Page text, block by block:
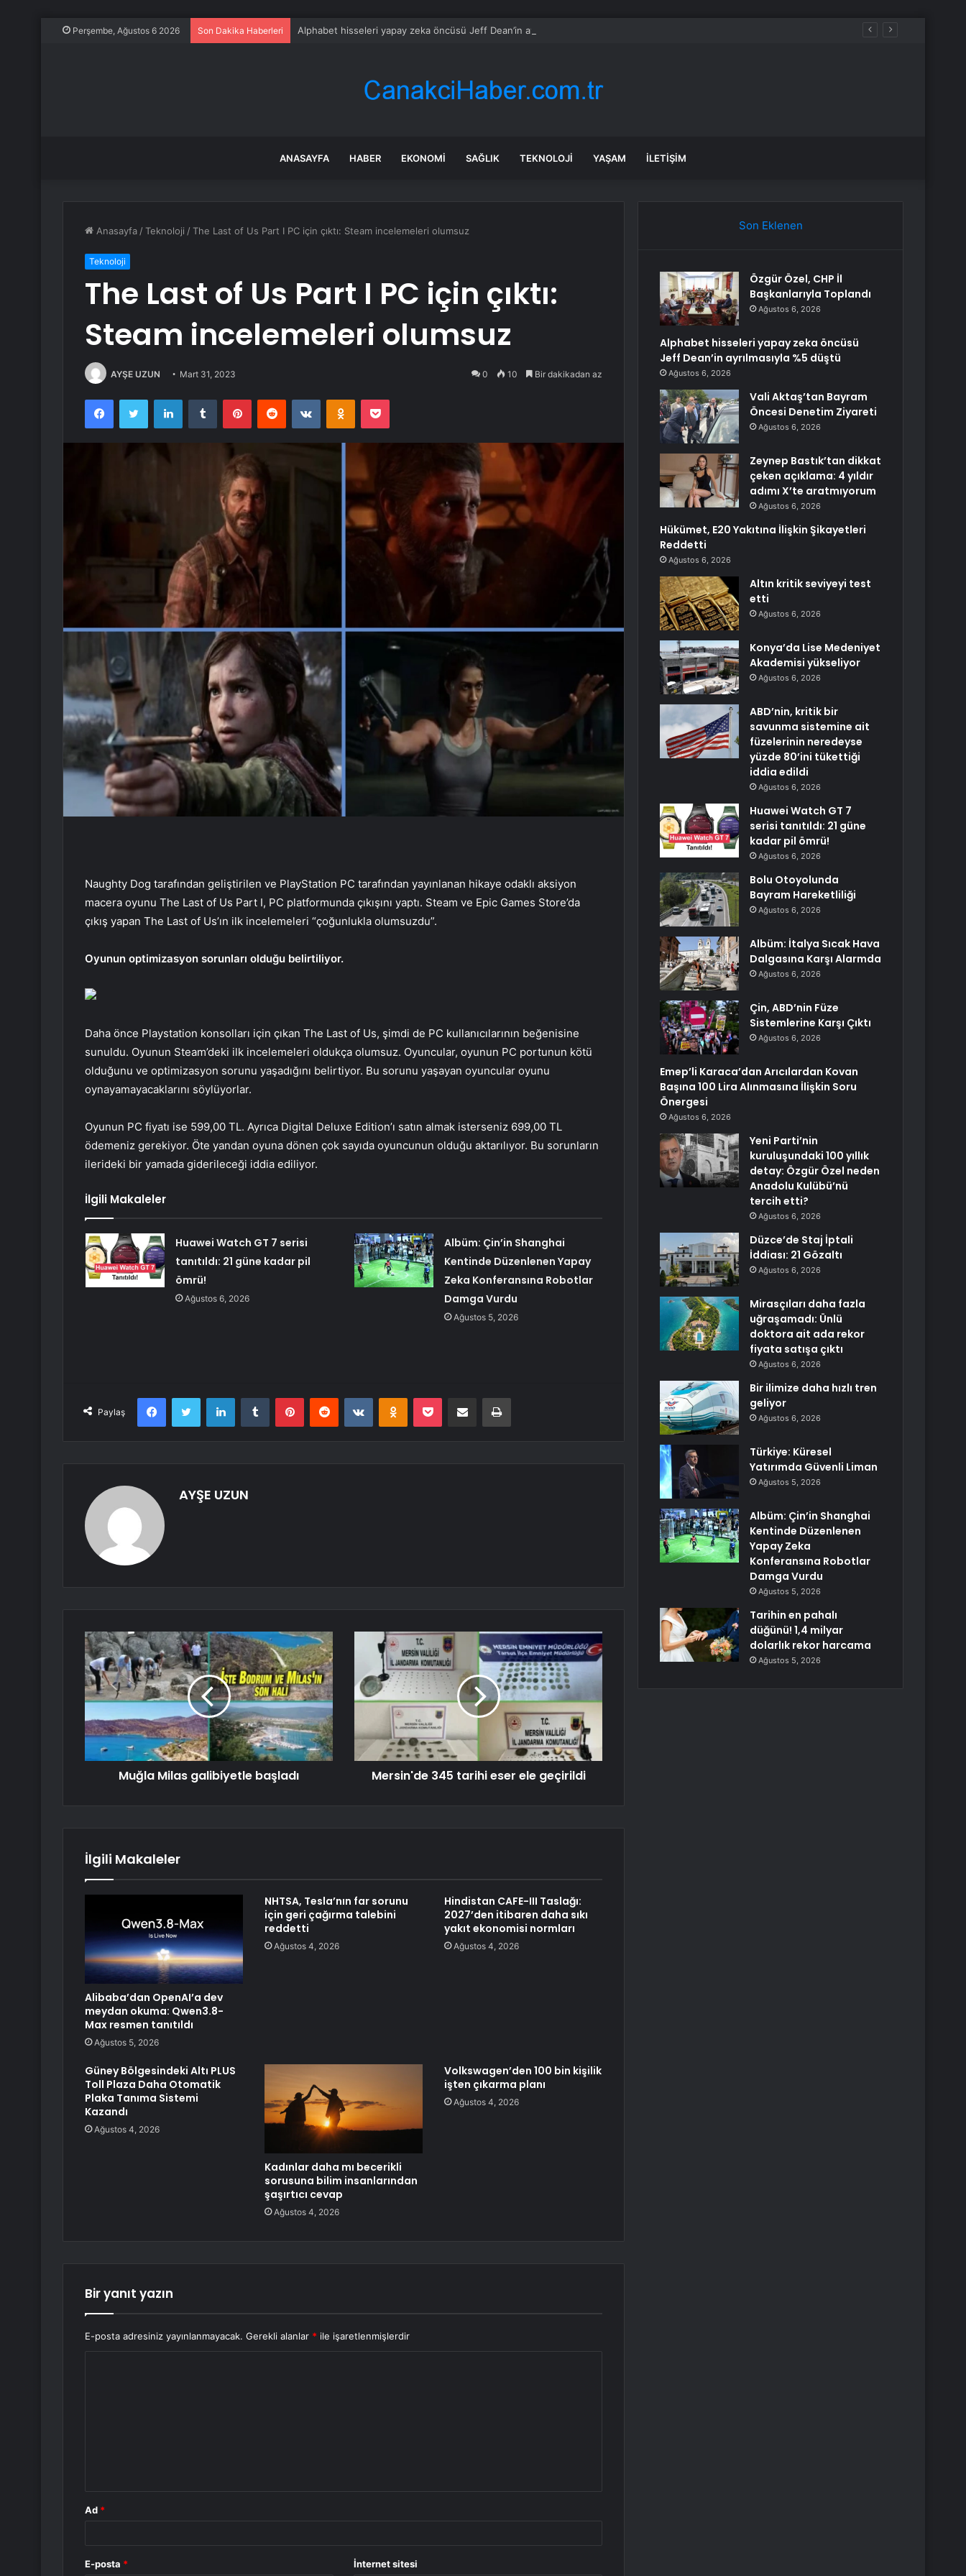
Perşembe, Ağustos 6 2026 Son Dakika Haberleri Alphabet hisseleri yapay zeka öncüsü Jeff Dean’in ayrılmasıyla %5 düştü
ANASAYFA HABER EKONOMI SAĞLIK TEKNOLOJI YAŞAM İLETIŞIM
Anasayfa /Teknoloji /The Last of Us Part I PC için çıktı: Steam incelemeleri olumsuz
Teknoloji
The Last of Us Part I PC için çıktı:
Steam incelemeleri olumsuz
AYŞE UZUN Mart 31, 2023 0 10 Bir dakikadan az
FacebookTwitter LinkedInTumblr PinterestReddit VKontakteOdnoklassniki
Pocket
Naughty Dog tarafından geliştirilen ve PlayStation PC tarafından yayınlanan hikaye odaklı aksiyon
macera oyunu The Last of Us Part I, PC platformunda çıkışını yaptı. Steam ve Epic Games Store’da
çıkış yapan The Last of Us’ın ilk incelemeleri “çoğunlukla olumsuzdu”.
Oyunun optimizasyon sorunları olduğu belirtiliyor.
Daha önce Playstation konsolları için çıkan The Last of Us, şimdi de PC kullanıcılarının beğenisine
sunuldu. Oyunun Steam’deki ilk incelemeleri oldukça olumsuz. Oyuncular, oyunun PC portunun kötü
olduğunu ve optimizasyon sorunu yaşadığını belirtiyor. Bu sorunu yaşayan oyuncular oyunu
oynayamayacaklarını söylüyorlar.
Oyunun PC fiyatı ise 599,00 TL. Ayrıca Digital Deluxe Edition’ı satın almak isterseniz 699,00 TL
ödemeniz gerekiyor. Öte yandan oyuna dönen çok sayıda oyuncunun olduğu aktarılıyor. Bu sorunların
ilerideki bir yamada giderileceği iddia ediliyor.
İlgili Makaleler
Huawei Watch GT 7 serisi
tanıtıldı: 21 güne kadar pil
ömrü!
Ağustos 6, 2026
Albüm: Çin’in Shanghai
Kentinde Düzenlenen Yapay
Zeka Konferansına Robotlar
Damga Vurdu
Ağustos 5, 2026
Paylaş
FacebookTwitter LinkedInTumblr PinterestReddit VKontakteOdnoklassniki
Pocket E-Posta ile paylaş Yazdır
AYŞE UZUN
Muğla Milas galibiyetle başladı Mersin'de 345 tarihi eser ele geçirildi
İlgili Makaleler
Alibaba’dan OpenAI’a dev
meydan okuma: Qwen3.8-
Max resmen tanıtıldı
Ağustos 5, 2026
NHTSA, Tesla’nın far sorunu
için geri çağırma talebini
reddetti
Ağustos 4, 2026
Hindistan CAFE-III Taslağı:
2027’den itibaren daha sıkı
yakıt ekonomisi normları
Ağustos 4, 2026
Güney Bölgesindeki Altı PLUS
Toll Plaza Daha Otomatik
Plaka Tanıma Sistemi
Kazandı
Ağustos 4, 2026
Kadınlar daha mı becerikli
sorusuna bilim insanlarından
şaşırtıcı cevap
Ağustos 4, 2026
Volkswagen’den 100 bin kişilik
işten çıkarma planı
Ağustos 4, 2026
Bir yanıt yazın
E-posta adresiniz yayınlanmayacak. Gerekli alanlar * ile işaretlenmişlerdir
Ad *
E-posta * İnternet sitesi
Son Eklenen
Özgür Özel, CHP İl
Başkanlarıyla Toplandı
Ağustos 6, 2026
Alphabet hisseleri yapay zeka öncüsü
Jeff Dean’in ayrılmasıyla %5 düştü
Ağustos 6, 2026
Vali Aktaş’tan Bayram
Öncesi Denetim Ziyareti
Ağustos 6, 2026
Zeynep Bastık’tan dikkat
çeken açıklama: 4 yıldır
adımı X’te aratmıyorum
Ağustos 6, 2026
Hükümet, E20 Yakıtına İlişkin Şikayetleri
Reddetti
Ağustos 6, 2026
Altın kritik seviyeyi test
etti
Ağustos 6, 2026
Konya’da Lise Medeniyet
Akademisi yükseliyor
Ağustos 6, 2026
ABD’nin, kritik bir
savunma sistemine ait
füzelerinin neredeyse
yüzde 80’ini tükettiği
iddia edildi
Ağustos 6, 2026
Huawei Watch GT 7
serisi tanıtıldı: 21 güne
kadar pil ömrü!
Ağustos 6, 2026
Bolu Otoyolunda
Bayram Hareketliliği
Ağustos 6, 2026
Albüm: İtalya Sıcak Hava
Dalgasına Karşı Alarmda
Ağustos 6, 2026
Çin, ABD’nin Füze
Sistemlerine Karşı Çıktı
Ağustos 6, 2026
Emep’li Karaca’dan Arıcılardan Kovan
Başına 100 Lira Alınmasına İlişkin Soru
Önergesi
Ağustos 6, 2026
Yeni Parti’nin
kuruluşundaki 100 yıllık
detay: Özgür Özel neden
Anadolu Kulübü’nü
tercih etti?
Ağustos 6, 2026
Düzce’de Staj İptali
İddiası: 21 Gözaltı
Ağustos 6, 2026
Mirasçıları daha fazla
uğraşamadı: Ünlü
doktora ait ada rekor
fiyata satışa çıktı
Ağustos 6, 2026
Bir ilimize daha hızlı tren
geliyor
Ağustos 6, 2026
Türkiye: Küresel
Yatırımda Güvenli Liman
Ağustos 5, 2026
Albüm: Çin’in Shanghai
Kentinde Düzenlenen
Yapay Zeka
Konferansına Robotlar
Damga Vurdu
Ağustos 5, 2026
Tarihin en pahalı
düğünü! 1,4 milyar
dolarlık rekor harcama
Ağustos 5, 2026